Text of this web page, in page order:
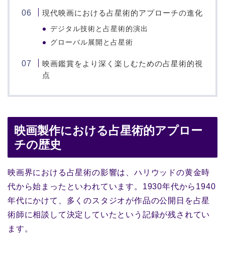
現代映画における占星術的アプローチの進化
デジタル技術と占星術的演出
グローバル展開と占星術
映画鑑賞をより深く楽しむための占星術的視
点
映画製作における占星術的アプロー
チの歴史
映画界における占星術の影響は、ハリウッドの黄金時
代から始まったといわれています。1930年代から1940
年代にかけて、多くのスタジオが作品の公開日を占星
術師に相談して決定していたという記録が残されてい
ます。